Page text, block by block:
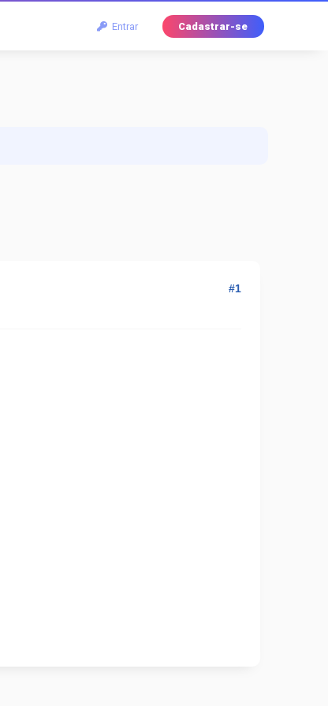
Entrar Cadastrar-se
#1